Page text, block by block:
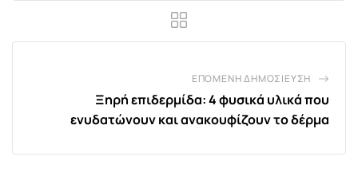
ΕΠΌΜΕΝΗ ΔΗΜΟΣΊΕΥΣΗ
Ξηρή επιδερμίδα: 4 φυσικά υλικά που
ενυδατώνουν και ανακουφίζουν το δέρμα